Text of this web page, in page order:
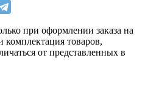
при оформлении заказа на
комплектация товаров,
от представленных в